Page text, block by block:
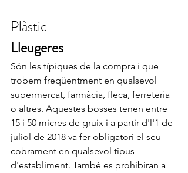
Plàstic
Lleugeres
Són les típiques de la compra i que
trobem freqüentment en qualsevol
supermercat, farmàcia, fleca, ferreteria
o altres. Aquestes bosses tenen entre
15 i 50 micres de gruix i a partir d'l'1 de
juliol de 2018 va fer obligatori el seu
cobrament en qualsevol tipus
d'establiment. També es prohibiran a